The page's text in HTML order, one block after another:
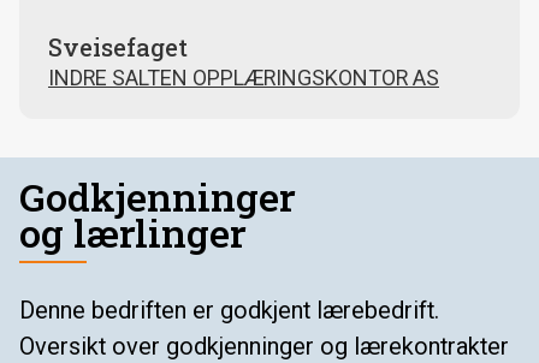
Sveisefaget
INDRE SALTEN OPPLÆRINGSKONTOR AS
Godkjenninger
og lærlinger
Denne bedriften er godkjent lærebedrift.
Oversikt over godkjenninger og lærekontrakter